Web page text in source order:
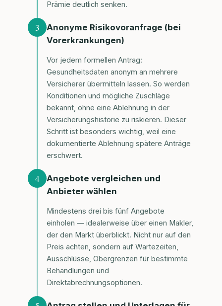
Prämie deutlich senken.
3
Anonyme Risikovoranfrage (bei
Vorerkrankungen)
Vor jedem formellen Antrag:
Gesundheitsdaten anonym an mehrere
Versicherer übermitteln lassen. So werden
Konditionen und mögliche Zuschläge
bekannt, ohne eine Ablehnung in der
Versicherungshistorie zu riskieren. Dieser
Schritt ist besonders wichtig, weil eine
dokumentierte Ablehnung spätere Anträge
erschwert.
4
Angebote vergleichen und
Anbieter wählen
Mindestens drei bis fünf Angebote
einholen — idealerweise über einen Makler,
der den Markt überblickt. Nicht nur auf den
Preis achten, sondern auf Wartezeiten,
Ausschlüsse, Obergrenzen für bestimmte
Behandlungen und
Direktabrechnungsoptionen.